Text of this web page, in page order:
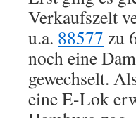
Verkaufszelt
u.a. 88577 zu
noch eine
gewechselt.
eine E-Lok